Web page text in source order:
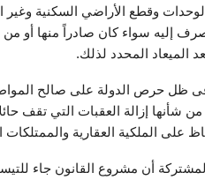
وقطع الأراضي السكنية وغير
إليه سواء كان صادراً منها أو
الميعاد المحدد لذلك.
فى ظل حرص الدولة على صالح
من شأنها إزالة العقبات التي تقف
على الملكية العقارية والممتلكات
أن مشروع القانون جاء